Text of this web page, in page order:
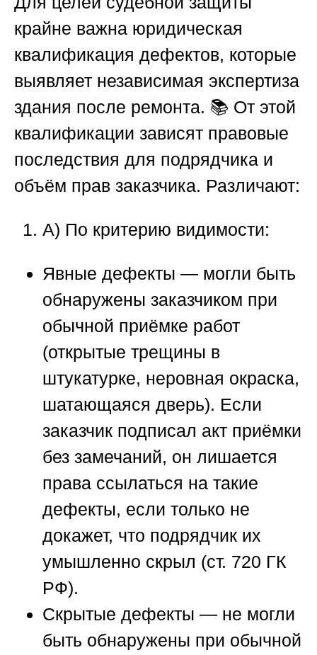
крайне важна юридическая
квалификация дефектов, которые
выявляет независимая экспертиза
здания после ремонта. 📚 От этой
квалификации зависят правовые
последствия для подрядчика и
объём прав заказчика. Различают:
A) По критерию видимости:
Явные дефекты — могли быть
обнаружены заказчиком при
обычной приёмке работ
(открытые трещины в
штукатурке, неровная окраска,
шатающаяся дверь). Если
заказчик подписал акт приёмки
без замечаний, он лишается
права ссылаться на такие
дефекты, если только не
докажет, что подрядчик их
умышленно скрыл (ст. 720 ГК
РФ).
Скрытые дефекты — не могли
быть обнаружены при обычной